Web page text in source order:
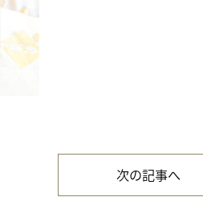
次の記事へ